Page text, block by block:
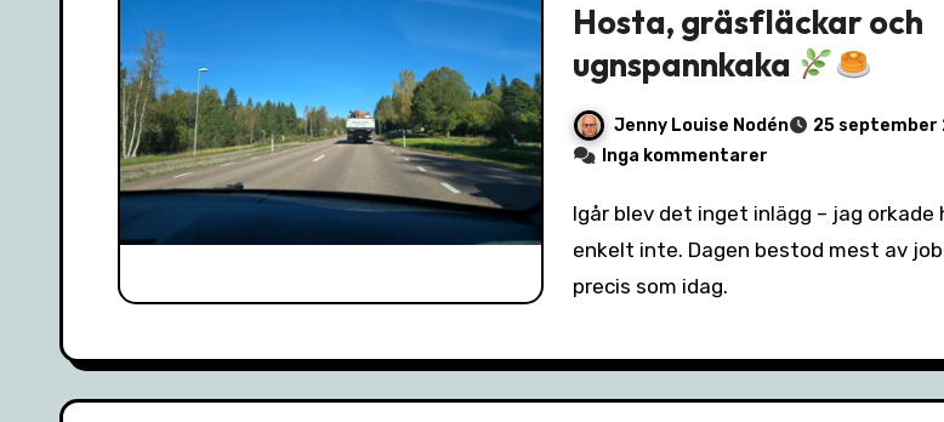
Hosta, gräsfläckar och
ugnspannkaka
Jenny Louise Nodén
25 september
Inga kommentarer
Igår blev det inget inlägg – jag orkade helt
enkelt inte. Dagen bestod mest av
precis som idag.